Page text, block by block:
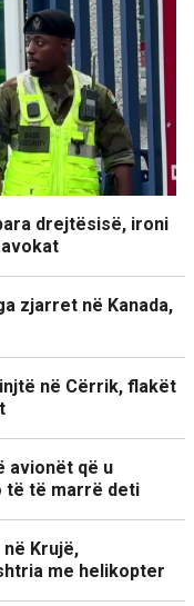
drejtësisë, ironi
zjarret në Kanada,
në Cërrik, flakët
avionët që u
të të marrë deti
Krujë,
me helikopter